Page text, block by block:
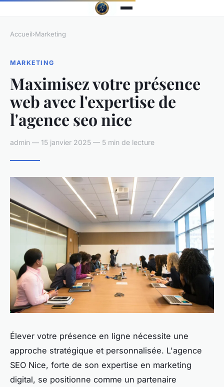
Accueil›Marketing
MARKETING
Maximisez votre présence
web avec l'expertise de
l'agence seo nice
admin — 15 janvier 2025 — 5 min de lecture
Élever votre présence en ligne nécessite une
approche stratégique et personnalisée. L'agence
SEO Nice, forte de son expertise en marketing
digital, se positionne comme un partenaire